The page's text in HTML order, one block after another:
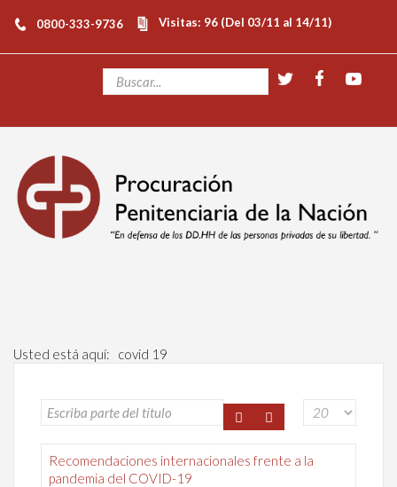
0800-333-9736 Visitas: 96 (Del 03/11 al 14/11)
Usted está aquí: covid 19
Recomendaciones internacionales frente a la
pandemia del COVID-19